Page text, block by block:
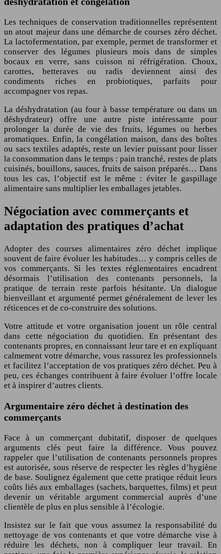
Les techniques de conservation traditionnelles représentent
un atout majeur dans une démarche de courses zéro déchet.
La lactofermentation, par exemple, permet de transformer et
conserver des légumes plusieurs mois dans de simples
bocaux en verre, sans cuisson ni réfrigération. Choux,
carottes, betteraves ou radis deviennent ainsi des
condiments riches en probiotiques, parfaits pour
accompagner vos repas.
La déshydratation (au four à basse température ou dans un
déshydrateur) offre une autre piste intéressante pour
prolonger la durée de vie des fruits, légumes ou herbes
aromatiques. Enfin, la congélation maison, dans des boîtes
ou sacs textiles adaptés, reste un levier puissant pour lisser
la consommation dans le temps : pain tranché, restes de plats
cuisinés, bouillons, sauces, fruits de saison préparés… Dans
tous les cas, l’objectif est le même : éviter le gaspillage
alimentaire sans multiplier les emballages jetables.
Négociation avec commerçants et
adaptation des pratiques d’achat
Adopter des courses alimentaires zéro déchet implique
souvent de faire évoluer les habitudes… y compris celles de
vos commerçants. Si les textes réglementaires encadrent
désormais l’utilisation des contenants personnels, la
pratique de terrain reste parfois hésitante. Un dialogue
bienveillant et argumenté permet généralement de lever les
réticences et de co-construire des solutions.
Votre attitude et votre organisation jouent un rôle central
dans cette négociation du quotidien. En présentant des
contenants propres, en connaissant leur tare et en expliquant
calmement votre démarche, vous rassurez les professionnels
et facilitez l’acceptation de vos pratiques zéro déchet. Peu à
peu, ces échanges contribuent à faire évoluer l’offre locale
et à inspirer d’autres clients.
Argumentaire zéro déchet à destination des
commerçants
Face à un commerçant dubitatif, disposer de quelques
arguments clés peut faire la différence. Vous pouvez
rappeler que l’utilisation de contenants personnels propres
est autorisée, sous réserve de respecter les règles d’hygiène
de base. Soulignez également que cette pratique réduit leurs
coûts liés aux emballages (sachets, barquettes, films) et peut
devenir un véritable argument commercial auprès d’une
clientèle de plus en plus sensible à l’écologie.
Insistez sur le fait que vous assumez la responsabilité du
nettoyage de vos contenants et que votre démarche vise à
réduire les déchets, non à compliquer leur travail. En